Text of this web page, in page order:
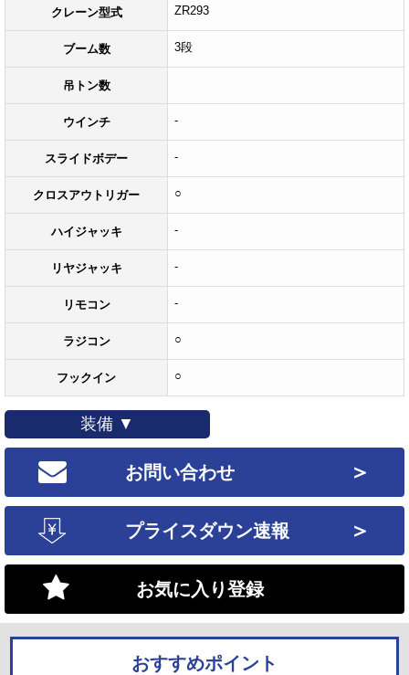
クレーン型式 ZR293
ブーム数 3段
吊トン数
ウインチ -
スライドボデー -
クロスアウトリガー ○
ハイジャッキ -
リヤジャッキ -
リモコン -
ラジコン ○
フックイン ○
装備 ▼
お問い合わせ ＞
プライスダウン速報 ＞
お気に入り登録
おすすめポイント